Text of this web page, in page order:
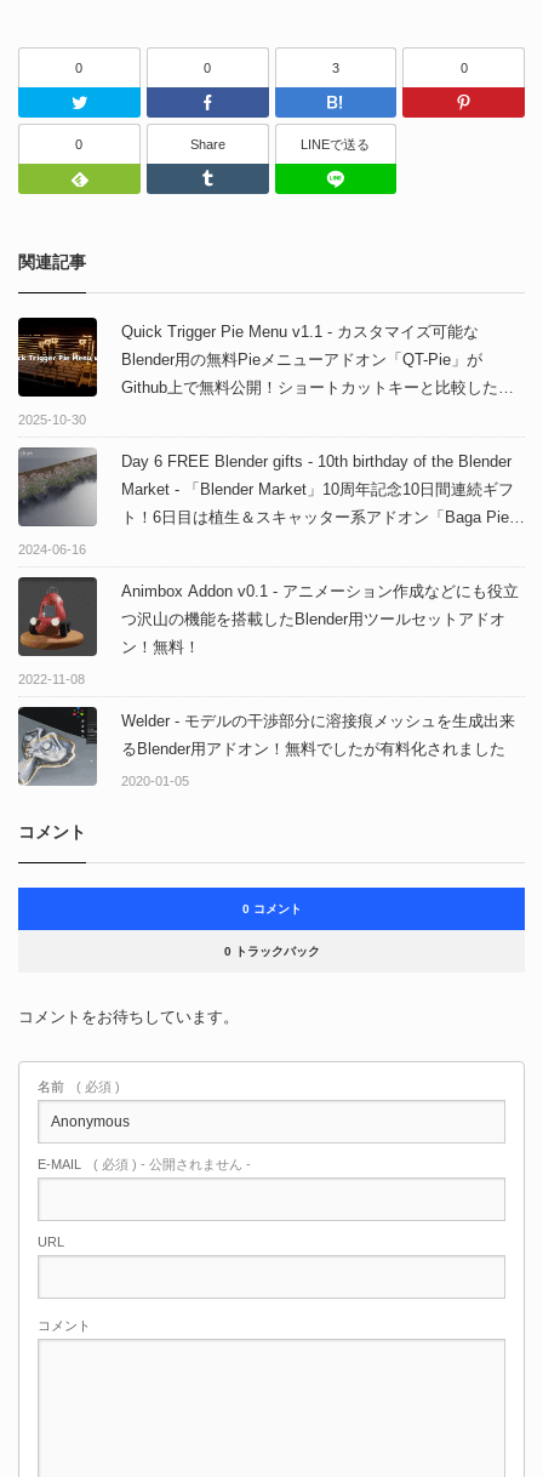
0
Twitter
0
Facebook
3
はてなブッ
0
0
Feedly
Share
Tumblr
LINEで送る
関連記事
Quick Trigger Pie Menu v1.1 - カスタマイズ可能な
Blender用の無料Pieメニューアドオン「QT-Pie」が
Github上で無料公開！ショートカットキーと比較した遅
2025-10-30
Day 6 FREE Blender gifts - 10th birthday of the Blender
Market - 「Blender Market」10周年記念10日間連続ギフ
ト！6日目は植生＆スキャッター系アドオン「Baga Pie」
2024-06-16
Animbox Addon v0.1 - アニメーション作成などにも役立
つ沢山の機能を搭載したBlender用ツールセットアドオ
ン！無料！
2022-11-08
Welder - モデルの干渉部分に溶接痕メッシュを生成出来
るBlender用アドオン！無料でしたが有料化されました
2020-01-05
コメント
0 コメント
0 トラックバック
コメントをお待ちしています。
名前 ( 必須 )
E-MAIL ( 必須 ) - 公開されません -
URL
コメント